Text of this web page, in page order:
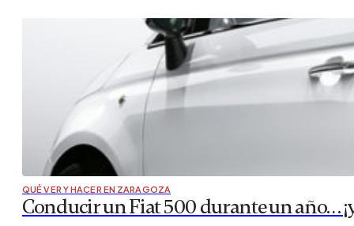
QUÉ VER Y HACER EN ZARAGOZA
Conducir un Fiat 500 durante un año…